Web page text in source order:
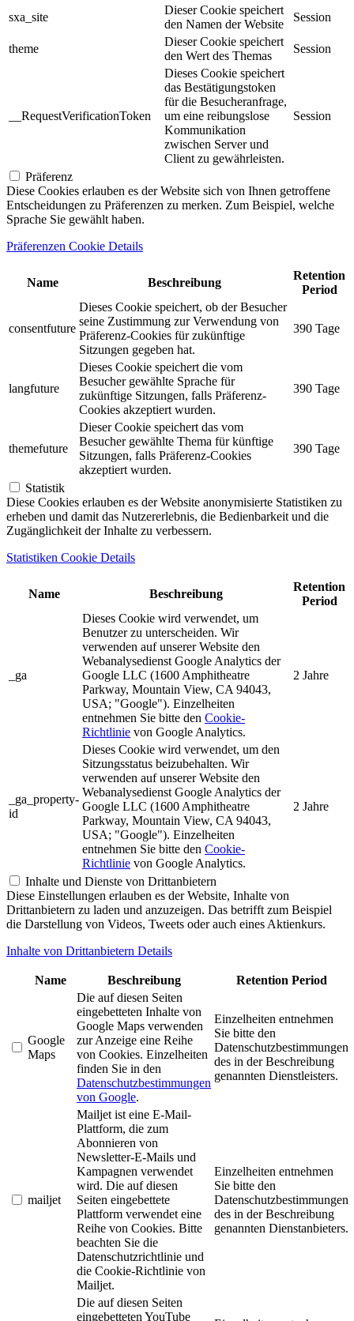
sxa_site
Dieser Cookie speichert
den Namen der Website
Session
theme
Dieser Cookie speichert
den Wert des Themas
Session
__RequestVerificationToken
Dieses Cookie speichert
das Bestätigungstoken
für die Besucheranfrage,
um eine reibungslose
Kommunikation
zwischen Server und
Client zu gewährleisten.
Session
Präferenz
Diese Cookies erlauben es der Website sich von Ihnen getroffene
Entscheidungen zu Präferenzen zu merken. Zum Beispiel, welche
Sprache Sie gewählt haben.
Präferenzen Cookie Details
Name Beschreibung
Retention
Period
consentfuture
Dieses Cookie speichert, ob der Besucher
seine Zustimmung zur Verwendung von
Präferenz-Cookies für zukünftige
Sitzungen gegeben hat.
390 Tage
langfuture
Dieses Cookie speichert die vom
Besucher gewählte Sprache für
zukünftige Sitzungen, falls Präferenz-
Cookies akzeptiert wurden.
390 Tage
themefuture
Dieser Cookie speichert das vom
Besucher gewählte Thema für künftige
Sitzungen, falls Präferenz-Cookies
akzeptiert wurden.
390 Tage
Statistik
Diese Cookies erlauben es der Website anonymisierte Statistiken zu
erheben und damit das Nutzererlebnis, die Bedienbarkeit und die
Zugänglichkeit der Inhalte zu verbessern.
Statistiken Cookie Details
Name Beschreibung
Retention
Period
_ga
Dieses Cookie wird verwendet, um
Benutzer zu unterscheiden. Wir
verwenden auf unserer Website den
Webanalysedienst Google Analytics der
Google LLC (1600 Amphitheatre
Parkway, Mountain View, CA 94043,
USA; "Google"). Einzelheiten
entnehmen Sie bitte den Cookie-
Richtlinie von Google Analytics.
2 Jahre
_ga_property-
id
Dieses Cookie wird verwendet, um den
Sitzungsstatus beizubehalten. Wir
verwenden auf unserer Website den
Webanalysedienst Google Analytics der
Google LLC (1600 Amphitheatre
Parkway, Mountain View, CA 94043,
USA; "Google"). Einzelheiten
entnehmen Sie bitte den Cookie-
Richtlinie von Google Analytics.
2 Jahre
Inhalte und Dienste von Drittanbietern
Diese Einstellungen erlauben es der Website, Inhalte von
Drittanbietern zu laden und anzuzeigen. Das betrifft zum Beispiel
die Darstellung von Videos, Tweets oder auch eines Aktienkurs.
Inhalte von Drittanbietern Details
Name Beschreibung Retention Period
Google
Maps
Die auf diesen Seiten
eingebetteten Inhalte von
Google Maps verwenden
zur Anzeige eine Reihe
von Cookies. Einzelheiten
finden Sie in den
Datenschutzbestimmungen
von Google.
Einzelheiten entnehmen
Sie bitte den
Datenschutzbestimmungen
des in der Beschreibung
genannten Dienstleisters.
mailjet
Mailjet ist eine E-Mail-
Plattform, die zum
Abonnieren von
Newsletter-E-Mails und
Kampagnen verwendet
wird. Die auf diesen
Seiten eingebettete
Plattform verwendet eine
Reihe von Cookies. Bitte
beachten Sie die
Datenschutzrichtlinie und
die Cookie-Richtlinie von
Mailjet.
Einzelheiten entnehmen
Sie bitte den
Datenschutzbestimmungen
des in der Beschreibung
genannten Dienstanbieters.
Die auf diesen Seiten
eingebetteten YouTube